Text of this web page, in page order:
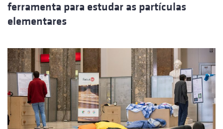
ferramenta para estudar as partículas
elementares